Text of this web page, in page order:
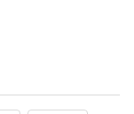
のお箱です。